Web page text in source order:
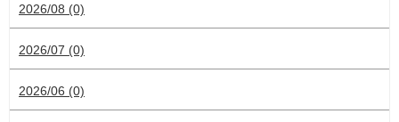
2026/08 (0)
2026/07 (0)
2026/06 (0)